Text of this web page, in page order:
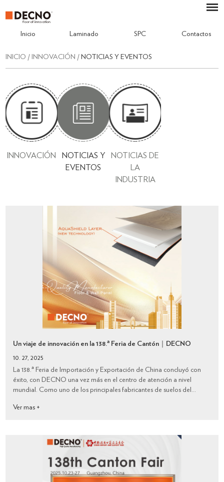
Inicio Laminado SPC Contactos
INICIO / INNOVACIÓN / NOTICIAS Y EVENTOS
INNOVACIÓN
NOTICIAS Y
EVENTOS
NOTICIAS DE
LA
INDUSTRIA
Un viaje de innovación en la 138.ª Feria de Cantón｜DECNO
10. 27, 2025
La 138.ª Feria de Importación y Exportación de China concluyó con
éxito, con DECNO una vez más en el centro de atención a nivel
mundial. Como uno de los principales fabricantes de suelos del
innovadores, incluyendo suelos SP...
Ver mas +